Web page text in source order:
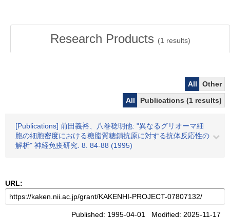
Research Products (1 results)
All
Other
All
Publications (1 results)
[Publications] 前田義裕、八巻稔明他: "異なるグリオーマ細
胞の細胞密度における糖脂質糖鎖抗原に対する抗体反応性の
解析" 神経免疫研究. 8. 84-88 (1995)
URL:
Published: 1995-04-01 Modified: 2025-11-17